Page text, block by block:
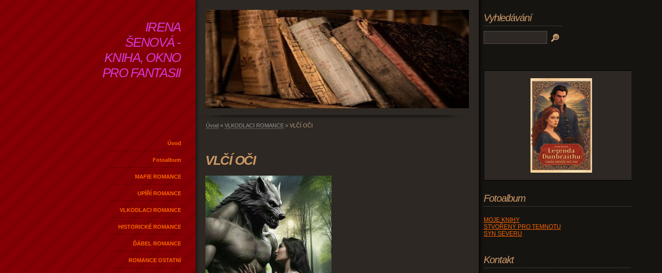
IRENA
ŠENOVÁ -
KNIHA, OKNO
PRO FANTASII
Úvod
Fotoalbum
MAFIE ROMANCE
UPÍŘÍ ROMANCE
VLKODLACI ROMANCE
HISTORICKÉ ROMANCE
ĎÁBEL ROMANCE
ROMANCE OSTATNÍ
Úvod » VLKODLACI ROMANCE » VLČÍ OČI
VLČÍ OČI
Vyhledávání
Fotoalbum
MOJE KNIHY
STVOŘENÝ PRO TEMNOTU
SYN SEVERU
Kontakt